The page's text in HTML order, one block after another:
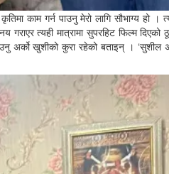
काम गर्न पाउनु मेरो लागि सौभाग्य हो ।
त्यही मात्रामा सुपरहिट फिल्म दिएको
अर्को खुशीको कुरा रहेको बताइन् ।